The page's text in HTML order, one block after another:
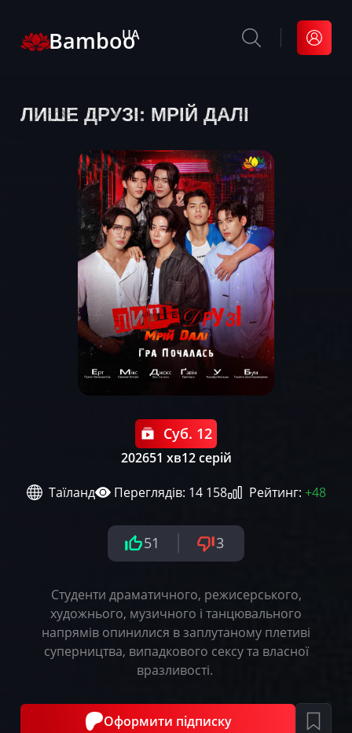
Bamboo
UA
ЛИШЕ ДРУЗІ: МРІЙ ДАЛІ
Суб. 12
202651 хв12 серій
Таїланд
Переглядів: 14 158 Рейтинг: +48
51 3
Студенти драматичного, режисерського,
художнього, музичного і танцювального
напрямів опинилися в заплутаному плетиві
суперництва, випадкового сексу та власної
вразливості.
Оформити підписку